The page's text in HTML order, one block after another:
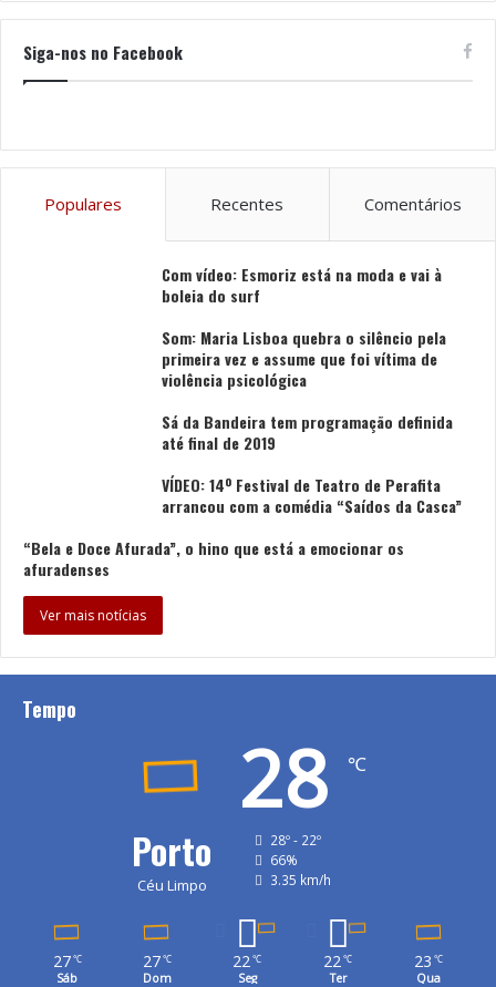
compositor italiano vai conduzir pessoalmente em palco
a orquestra e um coro de mais de 200 pessoas. A lenda
viva Ennio Morricone é responsável por algumas das
Basterds”, “Once Upon a Time in America”, “Malèna”,
tem participado nos seus concertos em toda a Europa,
e Lisboa não será exceção.
Texto e fotos: Nelson Costa
Altice Arena Barcelos
Cesária Évora
Ennio Morricone
Siga-nos no Facebook
Populares Recentes Comentários
Com vídeo: Esmoriz está na moda e vai à
boleia do surf
Som: Maria Lisboa quebra o silêncio pela
primeira vez e assume que foi vítima de
violência psicológica
Sá da Bandeira tem programação definida
até final de 2019
VÍDEO: 14º Festival de Teatro de Perafita
arrancou com a comédia “Saídos da Casca”
“Bela e Doce Afurada”, o hino que está a emocionar os
afuradenses
Ver mais notícias
Tempo
Porto
Céu Limpo
28 ℃
28º - 22º
66%
3.35 km/h
27 ℃
Sáb
27 ℃
Dom
22℃
Seg
22℃
Ter
23 ℃
Qua